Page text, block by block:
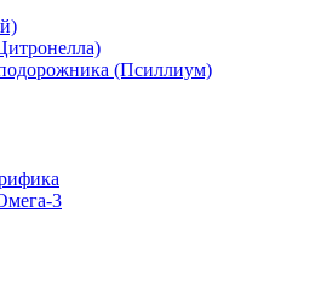
(Псиллиум)
3